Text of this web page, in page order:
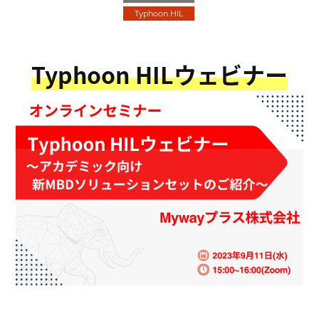
Typhoon HIL
Typhoon HILウェビナー